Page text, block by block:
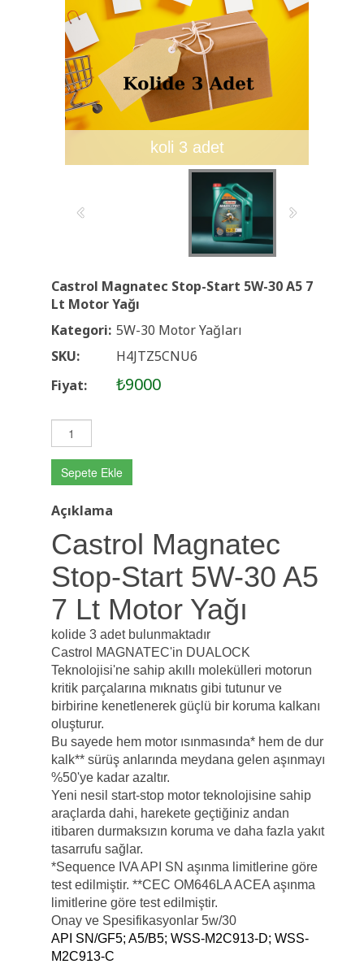
koli 3 adet
Castrol Magnatec Stop-Start 5W-30 A5 7
Lt Motor Yağı
Kategori: 5W-30 Motor Yağları
SKU:
H4JTZ5CNU6
Fiyat:
₺9000
Sepete Ekle
Açıklama
Castrol Magnatec
Stop-Start 5W-30 A5
7 Lt Motor Yağı
kolide 3 adet bulunmaktadır
Castrol MAGNATEC'in DUALOCK
Teknolojisi'ne sahip akıllı molekülleri motorun
kritik parçalarına mıknatıs gibi tutunur ve
birbirine kenetlenerek güçlü bir koruma kalkanı
oluşturur.
Bu sayede hem motor ısınmasında* hem de dur
kalk** sürüş anlarında meydana gelen aşınmayı
%50'ye kadar azaltır.
Yeni nesil start-stop motor teknolojisine sahip
araçlarda dahi, harekete geçtiğiniz andan
itibaren durmaksızın koruma ve daha fazla yakıt
tasarrufu sağlar.
*Sequence IVA API SN aşınma limitlerine göre
test edilmiştir. **CEC OM646LA ACEA aşınma
limitlerine göre test edilmiştir.
Onay ve Spesifikasyonlar 5w/30
API SN/GF5; A5/B5; WSS-M2C913-D; WSS-
M2C913-C